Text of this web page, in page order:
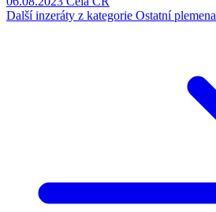
Další inzeráty z kategorie Ostatní plemena